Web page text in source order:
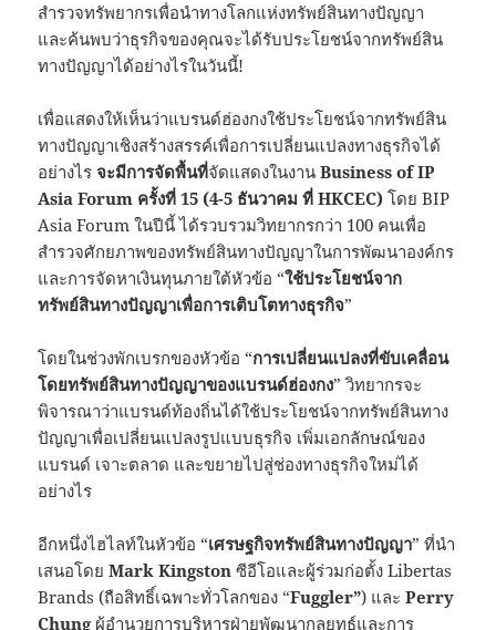
สำรวจทรัพยากรเพื่อนำทางโลกแห่งทรัพย์สินทางปัญญา
และค้นพบว่าธุรกิจของคุณจะได้รับประโยชน์จากทรัพย์สิน
ทางปัญญาได้อย่างไรในวันนี้!
เพื่อแสดงให้เห็นว่าแบรนด์ฮ่องกงใช้ประโยชน์จากทรัพย์สิน
ทางปัญญาเชิงสร้างสรรค์เพื่อการเปลี่ยนแปลงทางธุรกิจได้
อย่างไรจะมีการจัดพื้นที่จัดแสดงในงาน Business of IP
Asia Forum ครั้งที่ 15 (4-5 ธันวาคม ที่ HKCEC) โดย BIP
Asia Forum ในปีนี้ ได้รวบรวมวิทยากรกว่า 100 คนเพื่อ
สำรวจศักยภาพของทรัพย์สินทางปัญญาในการพัฒนาองค์กร
และการจัดหาเงินทุนภายใต้หัวข้อ “ใช้ประโยชน์จาก
ทรัพย์สินทางปัญญาเพื่อการเติบโตทางธุรกิจ”
โดยในช่วงพักเบรกของหัวข้อ “การเปลี่ยนแปลงที่ขับเคลื่อน
โดยทรัพย์สินทางปัญญาของแบรนด์ฮ่องกง” วิทยากรจะ
พิจารณาว่าแบรนด์ท้องถิ่นได้ใช้ประโยชน์จากทรัพย์สินทาง
ปัญญาเพื่อเปลี่ยนแปลงรูปแบบธุรกิจ เพิ่มเอกลักษณ์ของ
แบรนด์ เจาะตลาด และขยายไปสู่ช่องทางธุรกิจใหม่ได้
อย่างไร
อีกหนึ่งไฮไลท์ในหัวข้อ “เศรษฐกิจทรัพย์สินทางปัญญา” ที่นำ
เสนอโดยMark Kingston ซีอีโอและผู้ร่วมก่อตั้ง Libertas
Brands (ถือสิทธิ์เฉพาะทั่วโลกของ “Fuggler”) และPerry
Chungผู้อำนวยการบริหารฝ่ายพัฒนากลยุทธ์และการ